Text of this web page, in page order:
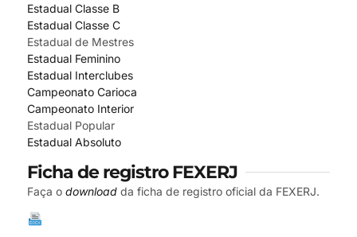
Estadual Classe B
Estadual Classe C
Estadual de Mestres
Estadual Feminino
Estadual Interclubes
Campeonato Carioca
Campeonato Interior
Estadual Popular
Estadual Absoluto
Ficha de registro FEXERJ
Faça o download da ficha de registro oficial da FEXERJ.